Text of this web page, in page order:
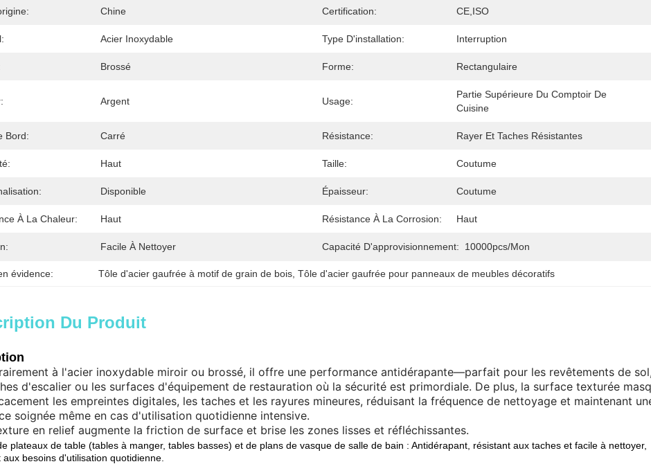
Chine Certification: CE,ISO
Acier Inoxydable Type D'installation: Interruption
Brossé Forme: Rectangulaire
Argent Usage:
Partie Supérieure Du Comptoir De
Cuisine
Bord: Carré Résistance: Rayer Et Taches Résistantes
Haut Taille: Coutume
Disponible Épaisseur: Coutume
À La Chaleur: Haut Résistance À La Corrosion: Haut
Facile À Nettoyer Capacité D'approvisionnement: 10000pcs/mon
évidence: Tôle d'acier gaufrée à motif de grain de bois , Tôle d'acier gaufrée pour panneaux de meubles décoratifs
Du Produit
à l'acier inoxydable miroir ou brossé, il offre une performance antidérapante—parfait pour les revêtements de
d'escalier ou les surfaces d'équipement de restauration où la sécurité est primordiale. De plus, la surface texturée
les empreintes digitales, les taches et les rayures mineures, réduisant la fréquence de nettoyage et maintenant
soignée même en cas d'utilisation quotidienne intensive.
en relief augmente la friction de surface et brise les zones lisses et réfléchissantes.
plateaux de table (tables à manger, tables basses) et de plans de vasque de salle de bain : Antidérapant, résistant aux taches et facile à nettoyer,
aux besoins d'utilisation quotidienne.